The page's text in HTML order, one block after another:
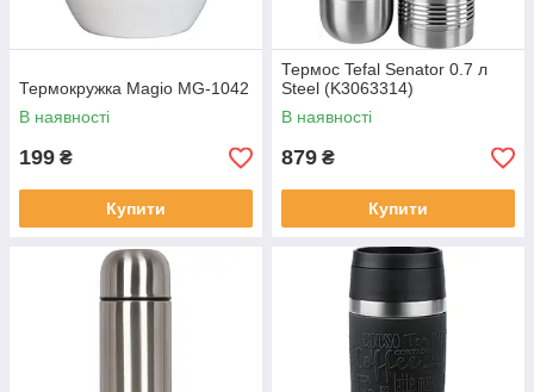
Термокружка Magio MG-1042
В наявності
199 ₴
Купити
Термос Tefal Senator 0.7 л
Steel (K3063314)
В наявності
879 ₴
Купити